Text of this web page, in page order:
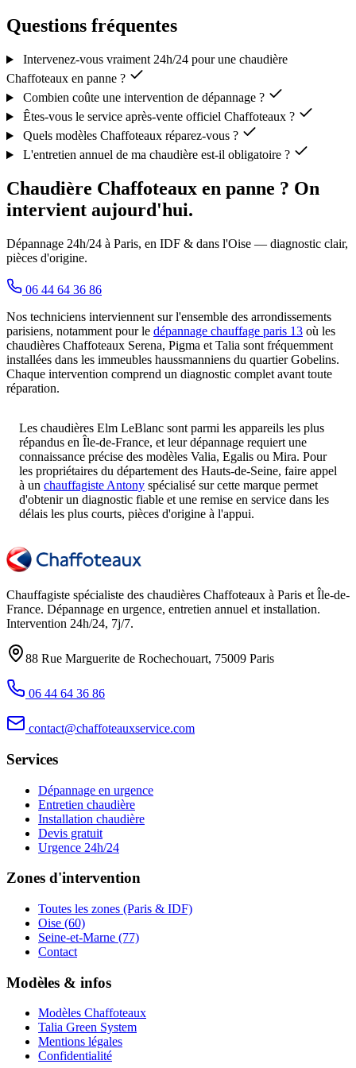
Questions fréquentes
Intervenez-vous vraiment 24h/24 pour une chaudière
Chaffoteaux en panne ?
Combien coûte une intervention de dépannage ?
Êtes-vous le service après-vente officiel Chaffoteaux ?
Quels modèles Chaffoteaux réparez-vous ?
L'entretien annuel de ma chaudière est-il obligatoire ?
Chaudière Chaffoteaux en panne ? On
intervient aujourd'hui.
Dépannage 24h/24 à Paris, en IDF & dans l'Oise — diagnostic clair,
pièces d'origine.
06 44 64 36 86
Nos techniciens interviennent sur l'ensemble des arrondissements
parisiens, notamment pour le dépannage chauffage paris 13 où les
chaudières Chaffoteaux Serena, Pigma et Talia sont fréquemment
installées dans les immeubles haussmanniens du quartier Gobelins.
Chaque intervention comprend un diagnostic complet avant toute
réparation.
Les chaudières Elm LeBlanc sont parmi les appareils les plus
répandus en Île-de-France, et leur dépannage requiert une
connaissance précise des modèles Valia, Egalis ou Mira. Pour
les propriétaires du département des Hauts-de-Seine, faire appel
à un chauffagiste Antony spécialisé sur cette marque permet
d'obtenir un diagnostic fiable et une remise en service dans les
délais les plus courts, pièces d'origine à l'appui.
Chauffagiste spécialiste des chaudières Chaffoteaux à Paris et Île-de-
France. Dépannage en urgence, entretien annuel et installation.
Intervention 24h/24, 7j/7.
88 Rue Marguerite de Rochechouart, 75009 Paris
06 44 64 36 86
contact@chaffoteauxservice.com
Services
Dépannage en urgence
Entretien chaudière
Installation chaudière
Devis gratuit
Urgence 24h/24
Zones d'intervention
Toutes les zones (Paris & IDF)
Oise (60)
Seine-et-Marne (77)
Contact
Modèles & infos
Modèles Chaffoteaux
Talia Green System
Mentions légales
Confidentialité